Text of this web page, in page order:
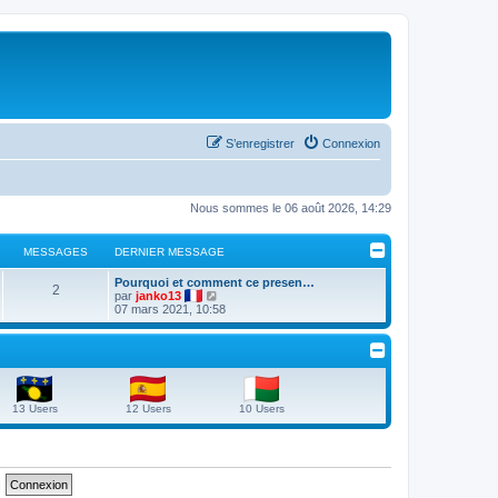
Connexion
S’enregistrer
Nous sommes le 06 août 2026, 14:29
MESSAGES DERNIER MESSAGE
2M
g
s
D
e
r
n
i
a
Pourquoi et comment ce presen…
par janko13
o
i
r
i
m
07 mars 2021, 10:58
13 Users 12 Users 10 Users